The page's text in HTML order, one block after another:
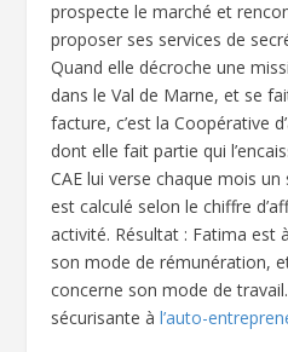
prospecte le marché et
proposer ses services de
Quand elle décroche une
dans le Val de Marne, et se
facture, c’est la Coopérative
dont elle fait partie qui
CAE lui verse chaque mois
est calculé selon le chiffre
activité. Résultat : Fatima est
son mode de rémunération,
concerne son mode de
sécurisante àl’auto-